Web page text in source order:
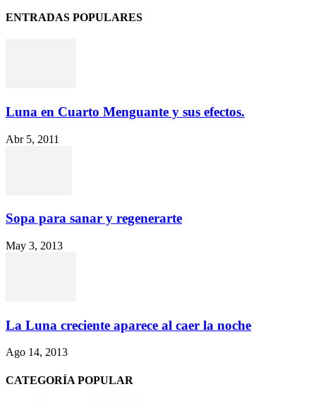
ENTRADAS POPULARES
Luna en Cuarto Menguante y sus efectos.
Abr 5, 2011
Sopa para sanar y regenerarte
May 3, 2013
La Luna creciente aparece al caer la noche
Ago 14, 2013
CATEGORÍA POPULAR